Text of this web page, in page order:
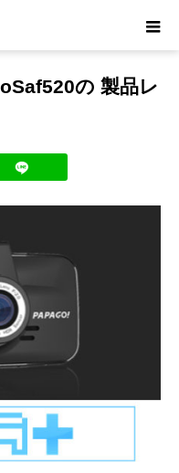
フA GoSaf520の 製品レビュー
の 製品レ